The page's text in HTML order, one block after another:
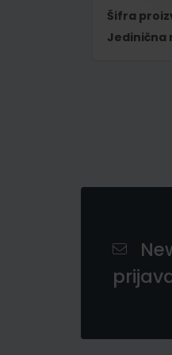
Šifra
Jedinična